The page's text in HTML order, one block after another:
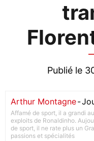
Publié le
Arthur Montagne-
Affamé de sport, il a grandi
exploits de Ronaldinho.
de sport, il ne rate plus un
passions et spécialités